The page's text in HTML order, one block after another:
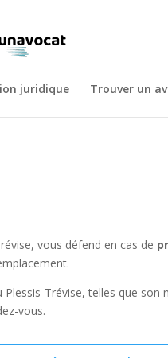
juridique Trouver un
vous défend en cas de
Trévise, telles que
vous.